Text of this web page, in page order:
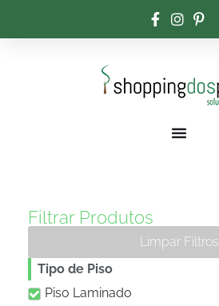
Filtrar Produtos
Limpar Filtros
Tipo de Piso
Piso Laminado